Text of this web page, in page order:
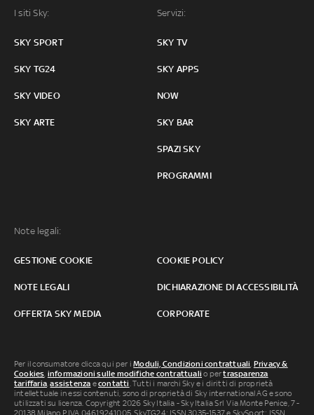
I siti Sky:
SKY SPORT
SKY TG24
SKY VIDEO
SKY ARTE
Servizi:
SKY TV
SKY APPS
NOW
SKY BAR
SPAZI SKY
PROGRAMMI
Note legali:
GESTIONE COOKIE COOKIE POLICY
NOTE LEGALI DICHIARAZIONE DI ACCESSIBILITÀ
OFFERTA SKY MEDIA CORPORATE
Per il consumatore clicca qui per iModuli, Condizioni contrattuali, Privacy &
Cookies, informazioni sulle modifiche contrattuali o pertrasparenza
tariffaria,assistenza econtatti. Tutti i marchi Sky e i diritti di proprietà
intellettuale in essi contenuti, sono di proprietà di Sky international AG e sono
utilizzati su licenza. Copyright 2026 Sky Italia - Sky Italia Srl Via Monte Penice, 7 -
20138 Milano P.IVA 04619241005. SkyTG24: ISSN 3035-1537 e SkySport: ISSN